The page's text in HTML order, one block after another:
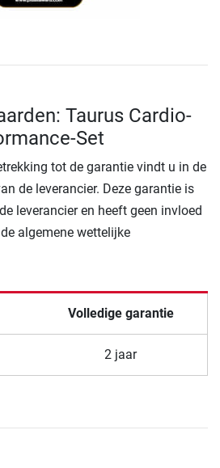
Taurus Cardio-
Set
tot de garantie vindt u in de
de leverancier. Deze garantie is
leverancier en heeft geen invloed
algemene wettelijke
Volledige garantie
2 jaar